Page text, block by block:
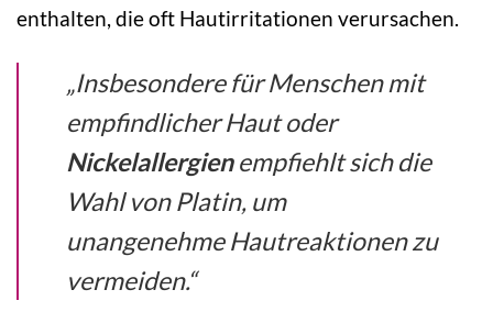
enthalten, die oft Hautirritationen verursachen.
„Insbesondere für Menschen mit
empfindlicher Haut oder
Nickelallergienempfiehlt sich die
Wahl von Platin, um
unangenehme Hautreaktionen zu
vermeiden.“